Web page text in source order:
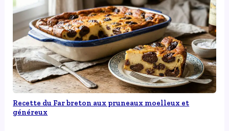
Recette du Far breton aux pruneaux moelleux et
généreux